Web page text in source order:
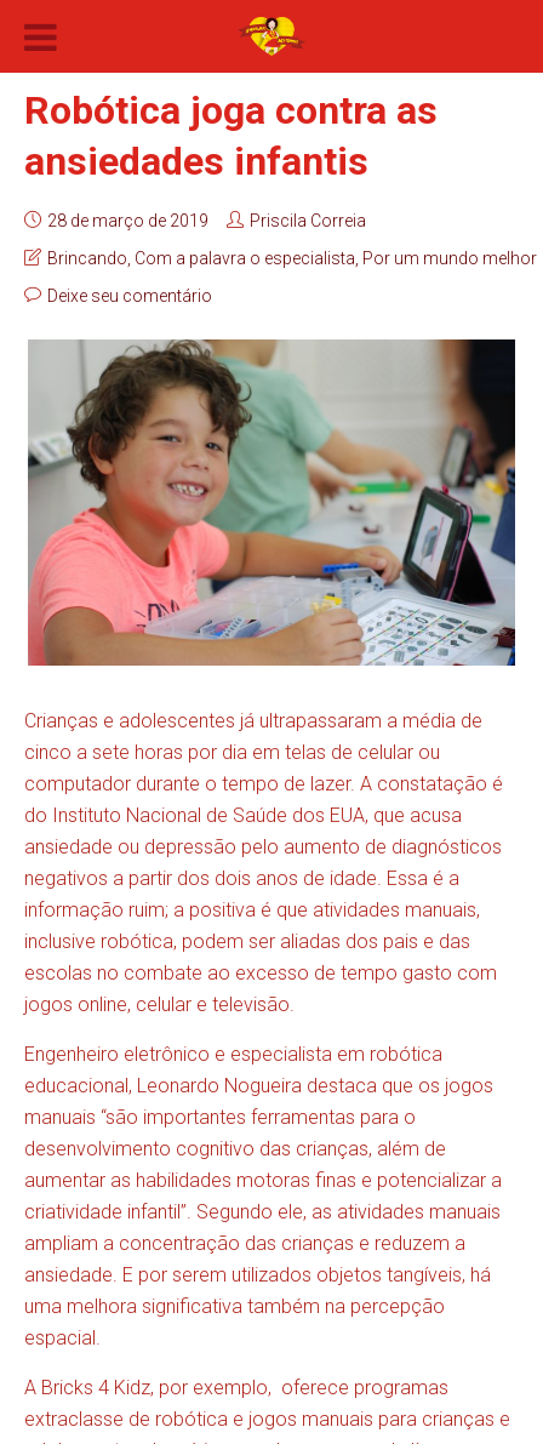
Robótica joga contra as
ansiedades infantis
28 de março de 2019
Priscila Correia
Brincando Com a palavra o especialista Por um mundo melhor
Deixe seu comentário
Crianças e adolescentes já ultrapassaram a média de
cinco a sete horas por dia em telas de celular ou
computador durante o tempo de lazer. A constatação é
do Instituto Nacional de Saúde dos EUA, que acusa
ansiedade ou depressão pelo aumento de diagnósticos
negativos a partir dos dois anos de idade. Essa é a
informação ruim; a positiva é que atividades manuais,
inclusive robótica, podem ser aliadas dos pais e das
escolas no combate ao excesso de tempo gasto com
jogos online, celular e televisão.
Engenheiro eletrônico e especialista em robótica
educacional, Leonardo Nogueira destaca que os jogos
manuais “são importantes ferramentas para o
desenvolvimento cognitivo das crianças, além de
aumentar as habilidades motoras finas e potencializar a
criatividade infantil”. Segundo ele, as atividades manuais
ampliam a concentração das crianças e reduzem a
ansiedade. E por serem utilizados objetos tangíveis, há
uma melhora significativa também na percepção
espacial.
A Bricks 4 Kidz, por exemplo, oferece programas
extraclasse de robótica e jogos manuais para crianças e